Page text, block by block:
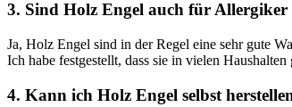
3. Sind ⁢Holz Engel auch für ⁢Allergiker‍
Ja, Holz Engel ‌sind in der Regel eine sehr gute
Ich ‌habe festgestellt, ‍dass sie​ in vielen
4. Kann⁤ ich Holz Engel selbst